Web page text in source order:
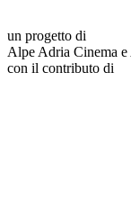
un progetto di
Alpe Adria Cinema e
con il contributo di